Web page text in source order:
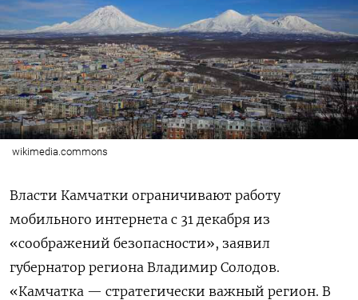
wikimedia.commons
Власти Камчатки ограничивают работу
мобильного интернета с 31 декабря из
«соображений безопасности», заявил
губернатор региона Владимир Солодов.
«Камчатка — стратегически важный регион. В